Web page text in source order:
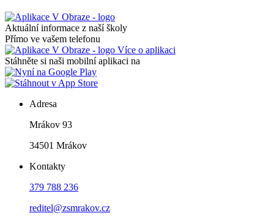
Aktuální informace z naší školy
Přímo ve vašem telefonu
Více o aplikaci
Stáhněte si naši mobilní aplikaci na
Adresa
Mrákov 93
34501 Mrákov
Kontakty
379 788 236
reditel@zsmrakov.cz